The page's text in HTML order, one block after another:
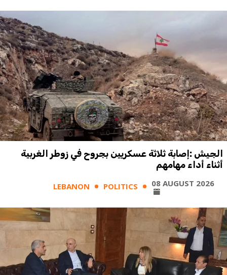
الجيش :إصابة ثلاثة عسكريين بجروح في زوطر الغربية
أثناء أداء مهامهم
LEBANON POLITICS 08 AUGUST 2026